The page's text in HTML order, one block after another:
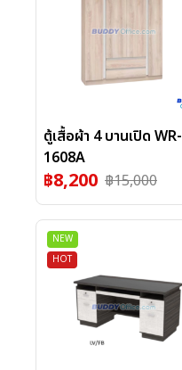
ตู้เสื้อผ้า 4 บานเปิด WR-
1608A
฿8,200 ฿15,000
NEW
HOT